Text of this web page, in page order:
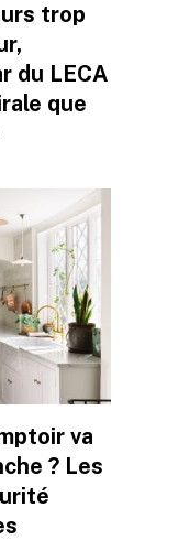
trop
du LECA
que
va
? Les